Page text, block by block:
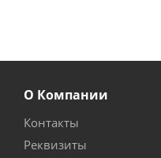
О Компании
Контакты
Реквизиты